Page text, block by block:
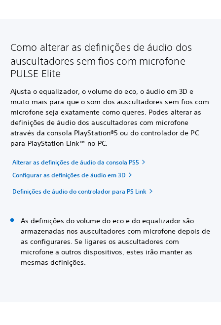
Como alterar as definições de áudio dos
auscultadores sem fios com microfone
PULSE Elite
Ajusta o equalizador, o volume do eco, o áudio em 3D e
muito mais para que o som dos auscultadores sem fios com
microfone seja exatamente como queres. Podes alterar as
definições de áudio dos auscultadores com microfone
através da consola PlayStation®5 ou do controlador de PC
para PlayStation Link™ no PC.
Alterar as definições de áudio da consola PS5
Configurar as definições de áudio em 3D
Definições de áudio do controlador para PS Link
As definições do volume do eco e do equalizador são
armazenadas nos auscultadores com microfone depois de
as configurares. Se ligares os auscultadores com
microfone a outros dispositivos, estes irão manter as
mesmas definições.